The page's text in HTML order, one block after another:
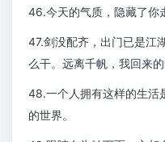
46.今天的气质，隐藏了你
47.剑没配齐，出门已是江
么干。远离千帆，我回来的
48.一个人拥有这样的生活
的世界。